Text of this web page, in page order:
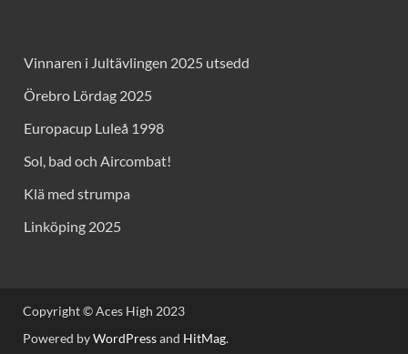
Vinnaren i Jultävlingen 2025 utsedd
Örebro Lördag 2025
Europacup Luleå 1998
Sol, bad och Aircombat!
Klä med strumpa
Linköping 2025
Copyright © Aces High 2023
Powered byWordPressand HitMag.